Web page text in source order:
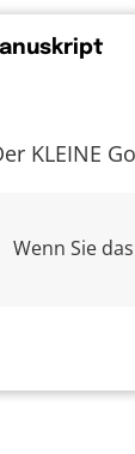
KLEINE
Wenn Sie